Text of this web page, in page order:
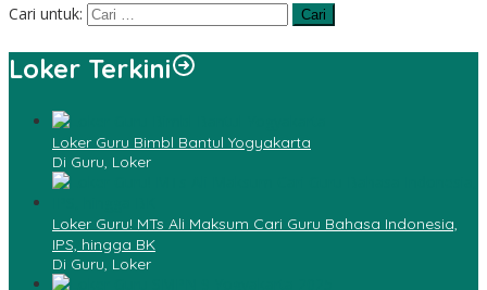
Cari untuk:
Loker Terkini
Loker Guru Bimbl Bantul Yogyakarta
Di Guru, Loker
Loker Guru! MTs Ali Maksum Cari Guru Bahasa Indonesia,
IPS, hingga BK
Di Guru, Loker